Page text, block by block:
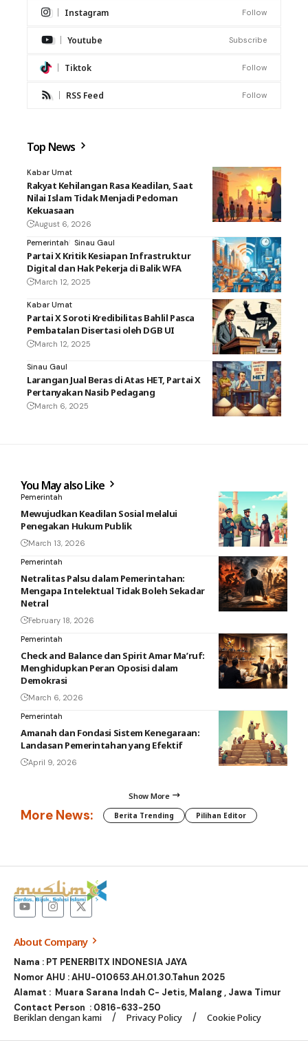
Instagram Follow
Youtube Subscribe
Tiktok Follow
RSS Feed Follow
Top News
Kabar Umat
Rakyat Kehilangan Rasa Keadilan, Saat
Nilai Islam Tidak Menjadi Pedoman
Kekuasaan
August 6, 2026
Pemerintah
Sinau Gaul
Partai X Kritik Kesiapan Infrastruktur
Digital dan Hak Pekerja di Balik WFA
March 12, 2025
Kabar Umat
Partai X Soroti Kredibilitas Bahlil Pasca
Pembatalan Disertasi oleh DGB UI
March 12, 2025
Sinau Gaul
Larangan Jual Beras di Atas HET, Partai X
Pertanyakan Nasib Pedagang
March 6, 2025
You May also Like
Pemerintah
Mewujudkan Keadilan Sosial melalui
Penegakan Hukum Publik
March 13, 2026
Pemerintah
Netralitas Palsu dalam Pemerintahan:
Mengapa Intelektual Tidak Boleh Sekadar
Netral
February 18, 2026
Pemerintah
Check and Balance dan Spirit Amar Ma’ruf:
Menghidupkan Peran Oposisi dalam
Demokrasi
March 6, 2026
Pemerintah
Amanah dan Fondasi Sistem Kenegaraan:
Landasan Pemerintahan yang Efektif
April 9, 2026
Show More
More News: Berita Trending Pilihan Editor
About Company
Nama : PT PENERBITX INDONESIA JAYA
Nomor AHU : AHU-010653.AH.01.30.Tahun 2025
Alamat : Muara Sarana Indah C- Jetis, Malang , Jawa Timur
Contact Person : 0816-633-250
Beriklan dengan kami Privacy Policy Cookie Policy